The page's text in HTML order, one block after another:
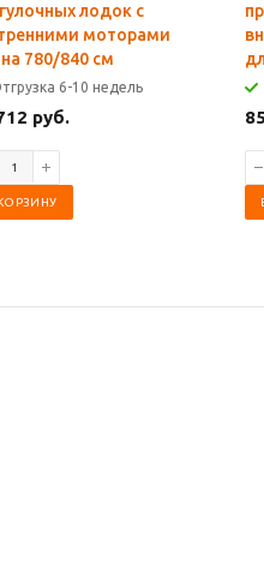
лодок с
моторами
780/840 см
6-10 недель
руб.